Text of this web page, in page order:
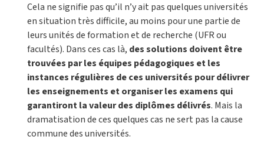
Cela ne signifie pas qu’il n’y ait pas quelques universités
en situation très difficile, au moins pour une partie de
leurs unités de formation et de recherche (UFR ou
facultés). Dans ces cas là, des solutions doivent être
trouvées par les équipes pédagogiques et les
instances régulières de ces universités pour délivrer
les enseignements et organiser les examens qui
garantiront la valeur des diplômes délivrés. Mais la
dramatisation de ces quelques cas ne sert pas la cause
commune des universités.